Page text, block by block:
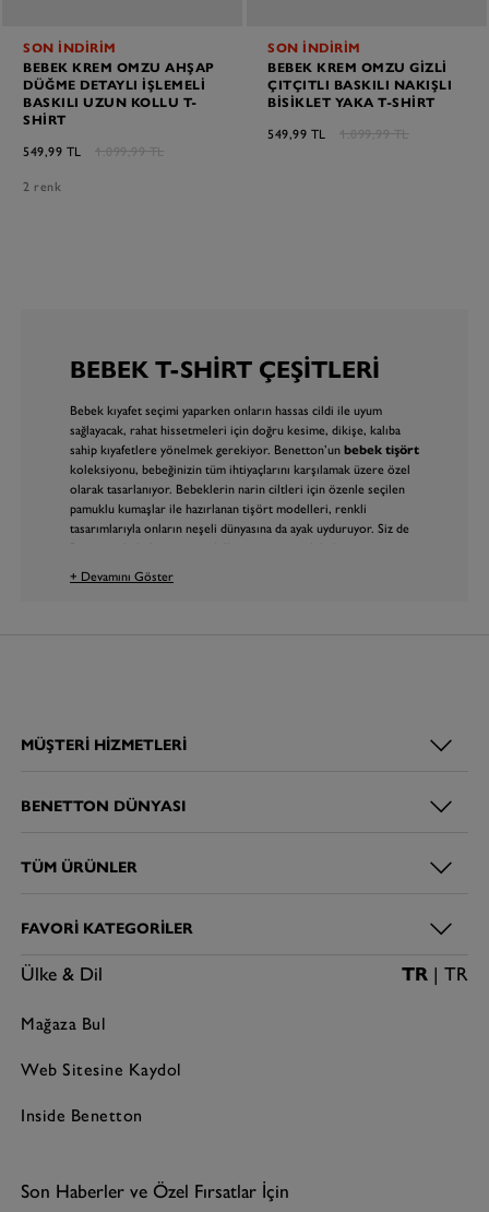
SON İNDİRİM
BEBEK KREM OMZU AHŞAP
DÜĞME DETAYLI İŞLEMELI
BASKILI UZUN KOLLU T-
SHIRT
549,99 TL
1.099,99 TL
2 renk
SON İNDİRİM
BEBEK KREM OMZU GIZLI
ÇITÇITLI BASKILI NAKIŞLI
BISIKLET YAKA T-SHIRT
549,99 TL
1.099,99 TL
BEBEK T-SHIRT ÇEŞITLERI
Bebek kıyafet seçimi yaparken onların hassas cildi ile uyum
sağlayacak, rahat hissetmeleri için doğru kesime, dikişe, kalıba
sahip kıyafetlere yönelmek gerekiyor. Benetton’unbebek tişört
koleksiyonu, bebeğinizin tüm ihtiyaçlarını karşılamak üzere özel
olarak tasarlanıyor. Bebeklerin narin ciltleri için özenle seçilen
pamuklu kumaşlar ile hazırlanan tişört modelleri, renkli
tasarımlarıyla onların neşeli dünyasına da ayak uyduruyor. Siz de
uygun ürünleri kolayca bulabilirsiniz.
verebilirsiniz.
koleksiyonlarında ön planda olan fırfırlı kol detayları, çiçek
ve desenli modeller arasından dilediğinizi seçerek neşeli
bebek tişörtmodelleri de küçük beyefendilerin tarzını ve
ağaç gibi doğadan ilham alan pek çok figürün ön planda olduğu
dikiş detayları ve esnek kumaş yapılarıyla bebeklerin günün her
saatinde rahat etmesini destekliyor. Eğlenceli hayvan
hitap edecek Benetton tişörtleri, bebeğinizin enerjisine uyum
Minik bebeğinizin rahat hareket edebilmesi için onun bedenine
+ Devamını Göster
MÜŞTERI HIZMETLERI
BENETTON DÜNYASI
TÜM ÜRÜNLER
FAVORI KATEGORILER
Ülke & Dil TR | TR
Mağaza Bul
Web Sitesine Kaydol
Inside Benetton
Son Haberler ve Özel Fırsatlar İçin